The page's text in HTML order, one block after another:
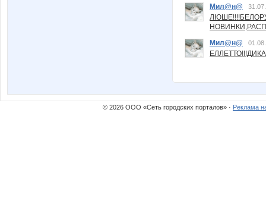
Мил@н@
Мил@н@
© 2026 ООО «Сеть городских порталов» · Реклама